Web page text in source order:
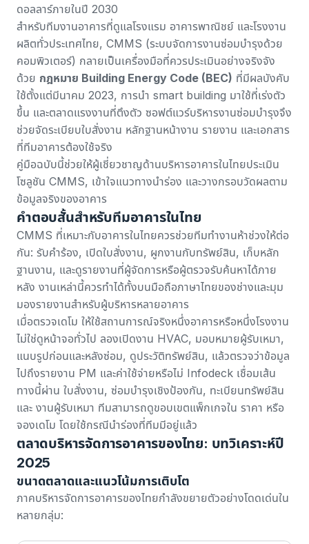
ดอลลาร์ภายในปี 2030
สำหรับทีมงานอาคารที่ดูแลโรงแรม อาคารพาณิชย์ และโรงงาน
ผลิตทั่วประเทศไทย, CMMS (ระบบจัดการงานซ่อมบำรุงด้วย
คอมพิวเตอร์) กลายเป็นเครื่องมือที่ควรประเมินอย่างจริงจัง
ด้วย กฎหมาย Building Energy Code (BEC) ที่มีผลบังคับ
ใช้ตั้งแต่มีนาคม 2023, การนำ smart building มาใช้ที่เร่งตัว
ขึ้น และตลาดแรงงานที่ตึงตัว ซอฟต์แวร์บริหารงานซ่อมบำรุงจึง
ช่วยจัดระเบียบใบสั่งงาน หลักฐานหน้างาน รายงาน และเอกสาร
ที่ทีมอาคารต้องใช้จริง
คู่มือฉบับนี้ช่วยให้ผู้เชี่ยวชาญด้านบริหารอาคารในไทยประเมิน
โซลูชัน CMMS, เข้าใจแนวทางนำร่อง และวางกรอบวัดผลตาม
ข้อมูลจริงของอาคาร
คำตอบสั้นสำหรับทีมอาคารในไทย
CMMS ที่เหมาะกับอาคารในไทยควรช่วยทีมทำงานห้าช่วงให้ต่อ
กัน: รับคำร้อง, เปิดใบสั่งงาน, ผูกงานกับทรัพย์สิน, เก็บหลัก
ฐานงาน, และดูรายงานที่ผู้จัดการหรือผู้ตรวจรับค้นหาได้ภาย
หลัง งานเหล่านี้ควรทำได้ทั้งบนมือถือภาษาไทยของช่างและมุม
มองรายงานสำหรับผู้บริหารหลายอาคาร
เมื่อตรวจเดโม ให้ใช้สถานการณ์จริงหนึ่งอาคารหรือหนึ่งโรงงาน
ไม่ใช่ดูหน้าจอทั่วไป ลองเปิดงาน HVAC, มอบหมายผู้รับเหมา,
แนบรูปก่อนและหลังซ่อม, ดูประวัติทรัพย์สิน, แล้วตรวจว่าข้อมูล
ไปถึงรายงาน PM และค่าใช้จ่ายหรือไม่ Infodeck เชื่อมเส้น
ทางนี้ผ่าน ใบสั่งงาน, ซ่อมบำรุงเชิงป้องกัน, ทะเบียนทรัพย์สิน
และ งานผู้รับเหมา ทีมสามารถดูขอบเขตแพ็กเกจใน ราคา หรือ
จองเดโม โดยใช้กรณีนำร่องที่ทีมมีอยู่แล้ว
ตลาดบริหารจัดการอาคารของไทย: บทวิเคราะห์ปี
2025
ขนาดตลาดและแนวโน้มการเติบโต
ภาคบริหารจัดการอาคารของไทยกำลังขยายตัวอย่างโดดเด่นใน
หลายกลุ่ม: